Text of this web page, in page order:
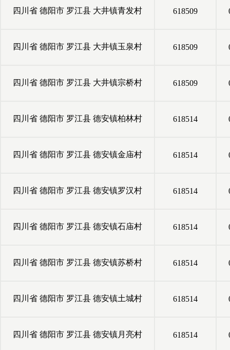
四川省 德阳市 罗江县 大井镇青发村 618509
四川省 德阳市 罗江县 大井镇玉泉村 618509
四川省 德阳市 罗江县 大井镇宗桥村 618509
四川省 德阳市 罗江县 德安镇柏林村 618514
四川省 德阳市 罗江县 德安镇金庙村 618514
四川省 德阳市 罗江县 德安镇罗汉村 618514
四川省 德阳市 罗江县 德安镇石庙村 618514
四川省 德阳市 罗江县 德安镇苏桥村 618514
四川省 德阳市 罗江县 德安镇土城村 618514
四川省 德阳市 罗江县 德安镇月亮村 618514